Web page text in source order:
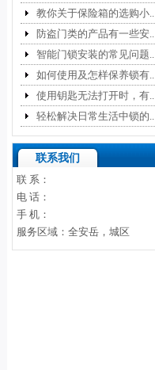
教你关于保险箱的选购小..
防盗门类的产品有一些安..
智能门锁安装的常见问题..
如何使用及怎样保养锁有..
使用钥匙无法打开时，有..
轻松解决日常生活中锁的..
联系我们
联 系：
电 话：
手 机：
服务区域：全安岳，城区